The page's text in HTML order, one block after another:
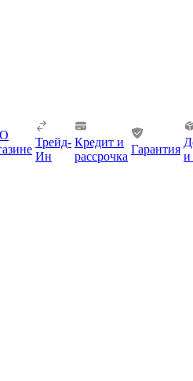
О
Трейд-
Ин
Кредит и
рассрочка
Гарантия
и